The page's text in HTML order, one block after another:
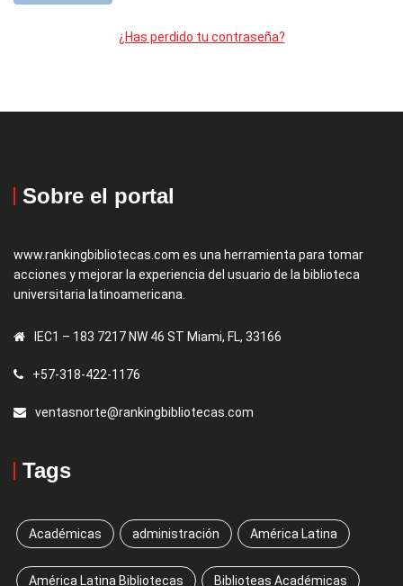
¿Has perdido tu contraseña?
Sobre el portal
www.rankingbibliotecas.com es una herramienta para tomar
acciones y mejorar la experiencia del usuario de la biblioteca
universitaria latinoamericana.
IEC1 – 183 7217 NW 46 ST Miami, FL, 33166
+57-318-422-1176
ventasnorte@rankingbibliotecas.com
Tags
Académicas administración América Latina
América Latina Bibliotecas Biblioteas Académicas